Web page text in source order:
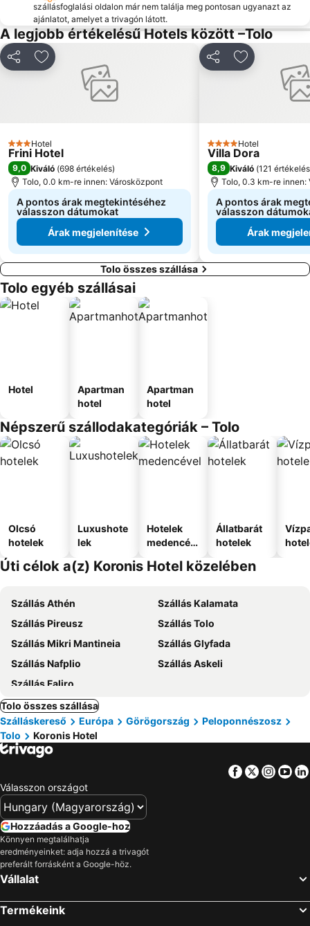
szállásfoglalási oldalon már nem találja meg pontosan ugyanazt az
ajánlatot, amelyet a trivagón látott.
A legjobb értékelésű Hotels között –Tolo
MegosztásHozzáadás a kedvencekhez
3 Kategória
Hotel
Frini Hotel
9,0 Kiváló (698 értékelés)
Tolo, 0.0 km-re innen: Városközpont
A pontos árak megtekintéséhez
válasszon dátumokat
Árak megjelenítése
MegosztásHozzáadás
4 Kategória
Hotel
Villa Dora
8,9 Kiváló (121 értékelés
Tolo, 0.3 km-re innen:
A pontos árak
válasszon
Árak
Tolo összes szállása
Tolo egyéb szállásai
Hotel
Apartman
hotel
Apartman
hotel
Népszerű szállodakategóriák – Tolo
Olcsó
hotelek
Luxushote
lek
Hotelek
medencév
Állatbarát
hotelek
Úti célok a(z) Koronis Hotel közelében
Szállás Athén
Szállás Kalamata
Szállás Pireusz
Szállás Tolo
Szállás Mikri Mantineia
Szállás Glyfada
Szállás Nafplio
Szállás Askeli
Szállás Faliro
Tolo összes szállása
Szálláskereső
Európa Görögország
Peloponnészosz
Tolo
Koronis Hotel
Facebook
Twitter
Válasszon országot
Hozzáadás a Google-hoz
Könnyen megtalálhatja
eredményeinket: adja hozzá a trivagót
preferált forrásként a Google-höz.
Vállalat
Termékeink